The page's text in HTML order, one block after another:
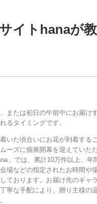
イトhanaが
または初日の午前中にお届け
るタイミングです。
いた頃合いにお花が到着する
ーズに個展開幕を迎えていた
」では、累計10万件以上、年
場などの指定されたお時間や
ております。お届け先のギャ
寧な手配により、贈り主様の